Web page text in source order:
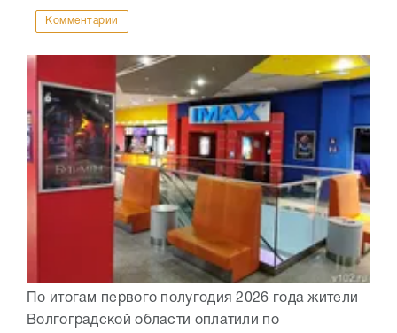
Комментарии
По итогам первого полугодия 2026 года жители
Волгоградской области оплатили по